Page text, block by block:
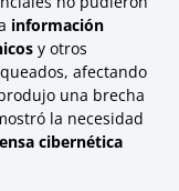
información
y otros
afectando
una brecha
la necesidad
cibernética